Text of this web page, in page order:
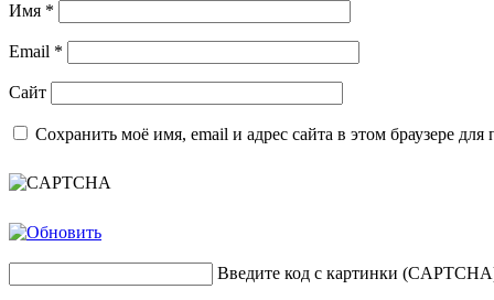
Имя *
Email *
Сайт
Сохранить моё имя, email и адрес сайта в этом браузере
Введите код с картинки